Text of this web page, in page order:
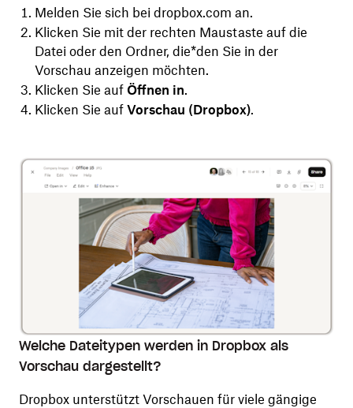
Melden Sie sich bei dropbox.com an.
Klicken Sie mit der rechten Maustaste auf die
Datei oder den Ordner, die*den Sie in der
Vorschau anzeigen möchten.
Klicken Sie auf Öffnen in.
Klicken Sie auf Vorschau (Dropbox).
Welche Dateitypen werden in Dropbox als
Vorschau dargestellt?
Dropbox unterstützt Vorschauen für viele gängige